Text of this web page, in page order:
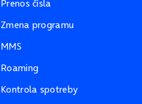
Prenos čísla
Zmena programu
MMS
Roaming
Kontrola spotreby